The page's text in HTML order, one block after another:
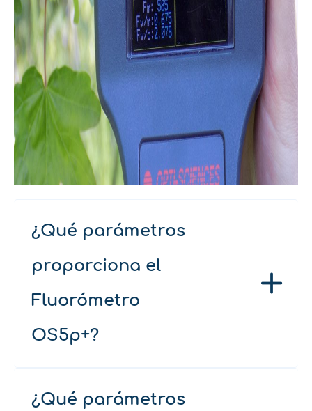
¿Qué parámetros
proporciona el
Fluorómetro
OS5p+?
¿Qué parámetros